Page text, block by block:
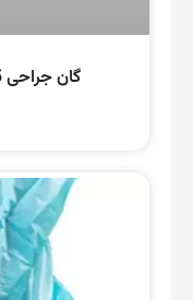
گان جراحی 25 گرم سر استین کشبافت